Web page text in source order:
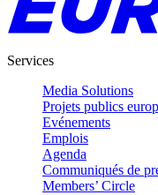
Services
Media Solutions
Projets publics
Evénements
Emplois
Agenda
Communiqués de
Members’ Circle